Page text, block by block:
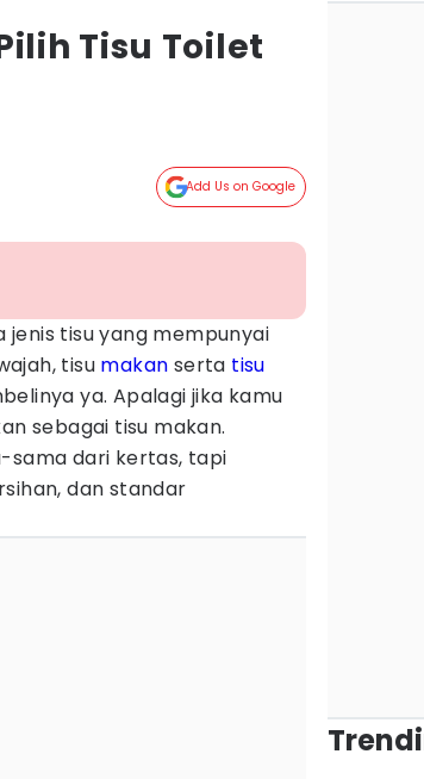
Tisu Toilet
Add Us on Google
tisu yang mempunyai
tisu makan serta tisu
ya. Apalagi jika kamu
sebagai tisu makan.
sama dari kertas, tapi
dan standar